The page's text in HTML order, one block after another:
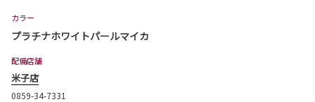
カラー
プラチナホワイトパールマイカ
配備店舗
米子店
0859-34-7331